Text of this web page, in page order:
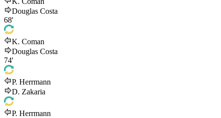
Douglas Costa
68'
K. Coman
Douglas Costa
74'
P. Herrmann
D. Zakaria
P. Herrmann